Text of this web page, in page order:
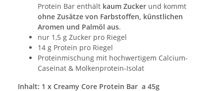
Protein Bar enthält kaum Zucker und kommt
ohne Zusätze von Farbstoffen, künstlichen
Aromen und Palmöl aus.
nur 1,5 g Zucker pro Riegel
14 g Protein pro Riegel
Proteinmischung mit hochwertigem Calcium-
Caseinat & Molkenprotein-Isolat
Inhalt: 1 x Creamy Core Protein Bar a 45g